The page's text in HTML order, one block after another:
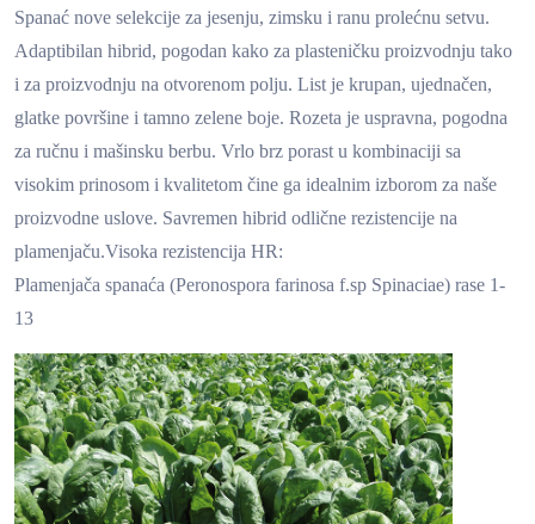
Spanać nove selekcije za jesenju, zimsku i ranu prolećnu setvu.
Adaptibilan hibrid, pogodan kako za plasteničku proizvodnju tako
i za proizvodnju na otvorenom polju. List je krupan, ujednačen,
glatke površine i tamno zelene boje. Rozeta je uspravna, pogodna
za ručnu i mašinsku berbu. Vrlo brz porast u kombinaciji sa
visokim prinosom i kvalitetom čine ga idealnim izborom za naše
proizvodne uslove. Savremen hibrid odlične rezistencije na
plamenjaču.Visoka rezistencija HR:
Plamenjača spanaća (Peronospora farinosa f.sp Spinaciae) rase 1-
13